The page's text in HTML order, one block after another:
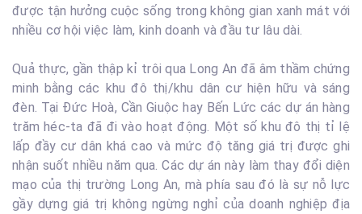
được tận hưởng cuộc sống trong không gian xanh mát với
nhiều cơ hội việc làm, kinh doanh và đầu tư lâu dài.
Quả thực, gần thập kỉ trôi qua Long An đã âm thầm chứng
minh bằng các khu đô thị/khu dân cư hiện hữu và sáng
đèn. Tại Đức Hoà, Cần Giuộc hay Bến Lức các dự án hàng
trăm héc-ta đã đi vào hoạt động. Một số khu đô thị tỉ lệ
lấp đầy cư dân khá cao và mức độ tăng giá trị được ghi
nhận suốt nhiều năm qua. Các dự án này làm thay đổi diện
mạo của thị trường Long An, mà phía sau đó là sự nỗ lực
gầy dựng giá trị không ngừng nghỉ của doanh nghiệp địa